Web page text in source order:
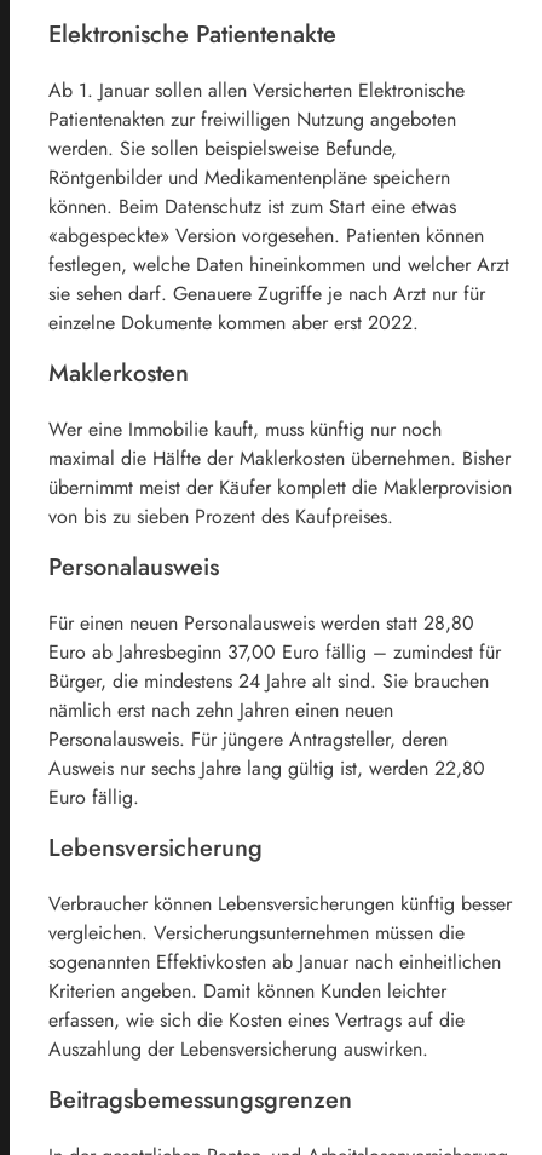
Elektronische Patientenakte
Ab 1. Januar sollen allen Versicherten Elektronische
Patientenakten zur freiwilligen Nutzung angeboten
werden. Sie sollen beispielsweise Befunde,
Röntgenbilder und Medikamentenpläne speichern
können. Beim Datenschutz ist zum Start eine etwas
«abgespeckte» Version vorgesehen. Patienten können
festlegen, welche Daten hineinkommen und welcher Arzt
sie sehen darf. Genauere Zugriffe je nach Arzt nur für
einzelne Dokumente kommen aber erst 2022.
Maklerkosten
Wer eine Immobilie kauft, muss künftig nur noch
maximal die Hälfte der Maklerkosten übernehmen. Bisher
übernimmt meist der Käufer komplett die Maklerprovision
von bis zu sieben Prozent des Kaufpreises.
Personalausweis
Für einen neuen Personalausweis werden statt 28,80
Euro ab Jahresbeginn 37,00 Euro fällig – zumindest für
Bürger, die mindestens 24 Jahre alt sind. Sie brauchen
nämlich erst nach zehn Jahren einen neuen
Personalausweis. Für jüngere Antragsteller, deren
Ausweis nur sechs Jahre lang gültig ist, werden 22,80
Euro fällig.
Lebensversicherung
Verbraucher können Lebensversicherungen künftig besser
vergleichen. Versicherungsunternehmen müssen die
sogenannten Effektivkosten ab Januar nach einheitlichen
Kriterien angeben. Damit können Kunden leichter
erfassen, wie sich die Kosten eines Vertrags auf die
Auszahlung der Lebensversicherung auswirken.
Beitragsbemessungsgrenzen